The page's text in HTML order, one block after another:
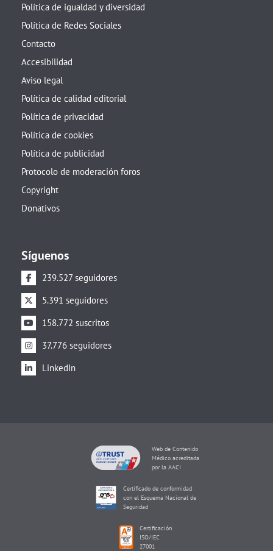
Política de igualdad y diversidad
Política de Redes Sociales
Contacto
Accesibilidad
Aviso legal
Política de calidad editorial
Política de privacidad
Política de cookies
Política de publicidad
Protocolo de moderación foros
Copyright
Donativos
Síguenos
239.527 seguidores
5.391 seguidores
158.772 suscritos
37.776 seguidores
LinkedIn
Web de Contenido
Médico acreditada
por la AACI
Certificado de conformidad
con el Esquema Nacional de
Seguridad
Certificación
ISO/IEC
27001